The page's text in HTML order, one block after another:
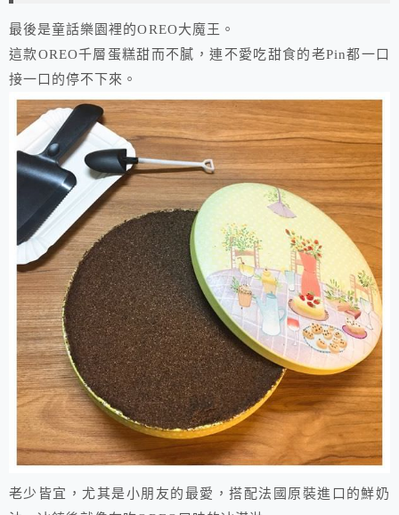
最後是童話樂園裡的OREO大魔王。
這款OREO千層蛋糕甜而不膩，連不愛吃甜食的老Pin都一口
接一口的停不下來。
老少皆宜，尤其是小朋友的最愛，搭配法國原裝進口的鮮奶